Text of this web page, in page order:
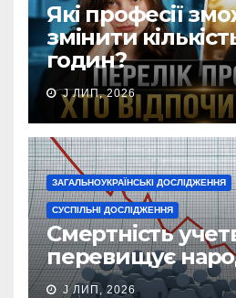
Які професії
змінити
годин?
J ЛИП, 2026
ЗАГАЛЬНОУКРАЇНСЬКІ ДОСЛІДЖЕННЯ
СУСПІЛЬНІ ДОСЛІДЖЕННЯ
Смертність
перевищує
J ЛИП, 2026